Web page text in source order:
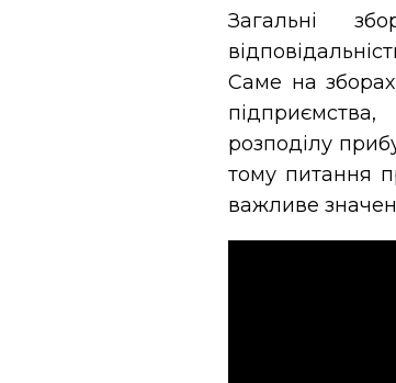
Загальні
Саме на
розподілу
тому питання
важливе